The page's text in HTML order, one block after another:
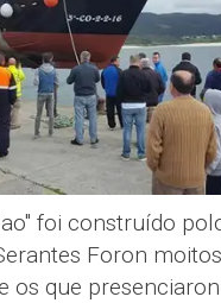
foi construído
Foron
os que